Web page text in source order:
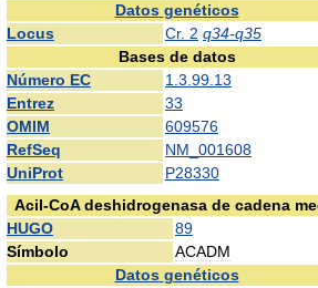
Datos genéticos
Locus
Cr. 2 q34-q35
Bases de datos
Número EC 1 3 99 13
Entrez
33
OMIM
609576
RefSeq
NM 001608
UniProt
P28330
Acil-CoA deshidrogenasa de cadena
HUGO
89
Símbolo
ACADM
Datos genéticos